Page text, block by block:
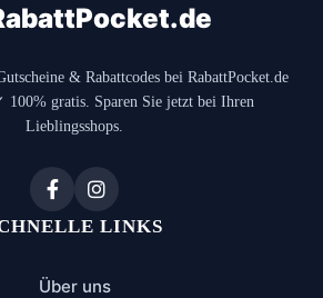
& Rabattcodes bei RabattPocket.de
gratis. Sparen Sie jetzt bei Ihren
Lieblingsshops.
LINKS
Über uns